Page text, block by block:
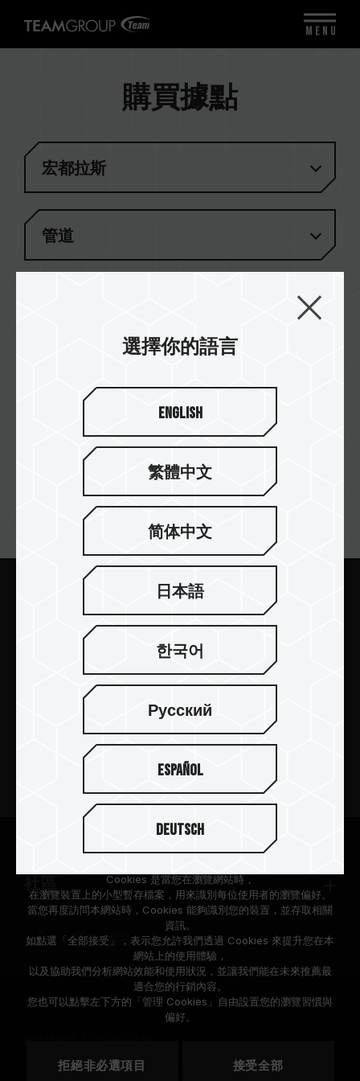
購買據點
宏都拉斯
管道
訂閱電子報
送出
新聞中心
© 2026 Team Group Inc. All Rights Reserved.
美國
選擇你的語言
English
繁體中文
简体中文
日本語
한국어
Русский
Español
Deutsch
MENU
根據歐盟施行的個人資料保護法(GDPR)，我們致力於保護您的個人
Cookies 是當您在瀏覽網站時，
在瀏覽裝置上的小型暫存檔案，用來識別每位使用者的瀏覽偏好。
當您再度訪問本網站時，Cookies 能夠識別您的裝置，並存取相關
資訊。
如點選「全部接受」，表示您允許我們透過 Cookies 來提升您在本
網站上的使用體驗，
以及協助我們分析網站效能和使用狀況，並讓我們能在未來推薦最
適合您的行銷內容。
您也可以點擊左下方的「管理 Cookies」自由設置您的瀏覽習慣與
偏好。
拒絕非必選項目 接受全部